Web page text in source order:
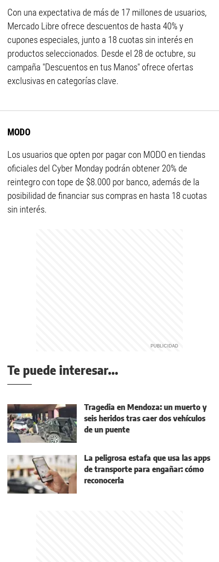
Con una expectativa de más de 17 millones de usuarios,
Mercado Libre ofrece descuentos de hasta 40% y
cupones especiales, junto a 18 cuotas sin interés en
productos seleccionados. Desde el 28 de octubre, su
campaña "Descuentos en tus Manos" ofrece ofertas
exclusivas en categorías clave.
MODO
Los usuarios que opten por pagar con MODO en tiendas
oficiales del Cyber Monday podrán obtener 20% de
reintegro con tope de $8.000 por banco, además de la
posibilidad de financiar sus compras en hasta 18 cuotas
sin interés.
Te puede interesar...
Tragedia en Mendoza: un muerto y
seis heridos tras caer dos vehículos
de un puente
La peligrosa estafa que usa las apps
de transporte para engañar: cómo
reconocerla